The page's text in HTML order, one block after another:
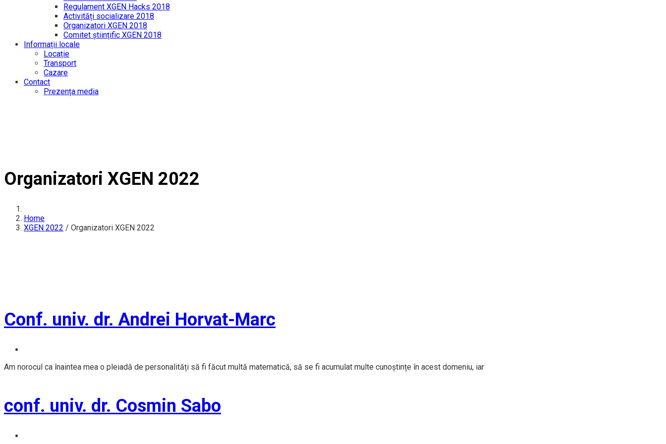
Regulament XGEN Hacks 2018
Activități socializare 2018
Organizatori XGEN 2018
Comitet științific XGEN 2018
Informații locale
Locație
Transport
Cazare
Contact
Prezența media
Organizatori XGEN 2022
Home
XGEN 2022 / Organizatori XGEN 2022
Conf. univ. dr. Andrei Horvat-Marc
Am norocul ca înaintea mea o pleiadă de personalități să fi făcut multă matematică, să se fi acumulat multe cunoștințe în acest domeniu, iar
conf. univ. dr. Cosmin Sabo